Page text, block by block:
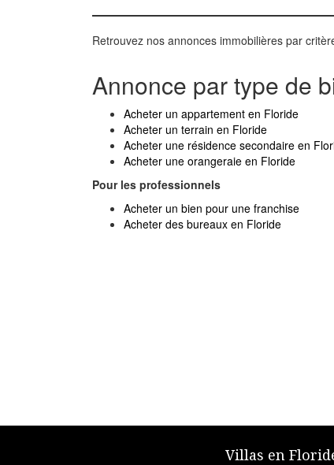
Retrouvez nos annonces immobilières par
Annonce par type de
Acheter un appartement en Floride
Acheter un terrain en Floride
Acheter une résidence secondaire en
Acheter une orangeraie en Floride
Pour les professionnels
Acheter un bien pour une franchise
Acheter des bureaux en Floride
Villas en